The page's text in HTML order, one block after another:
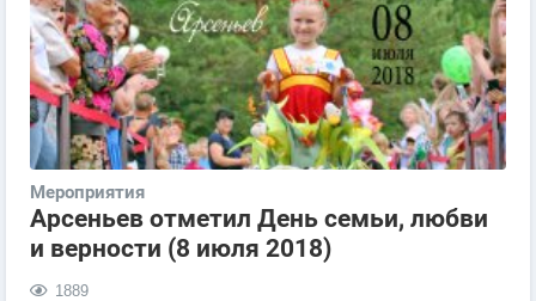
Мероприятия
Арсеньев отметил День семьи, любви
и верности (8 июля 2018)
1889